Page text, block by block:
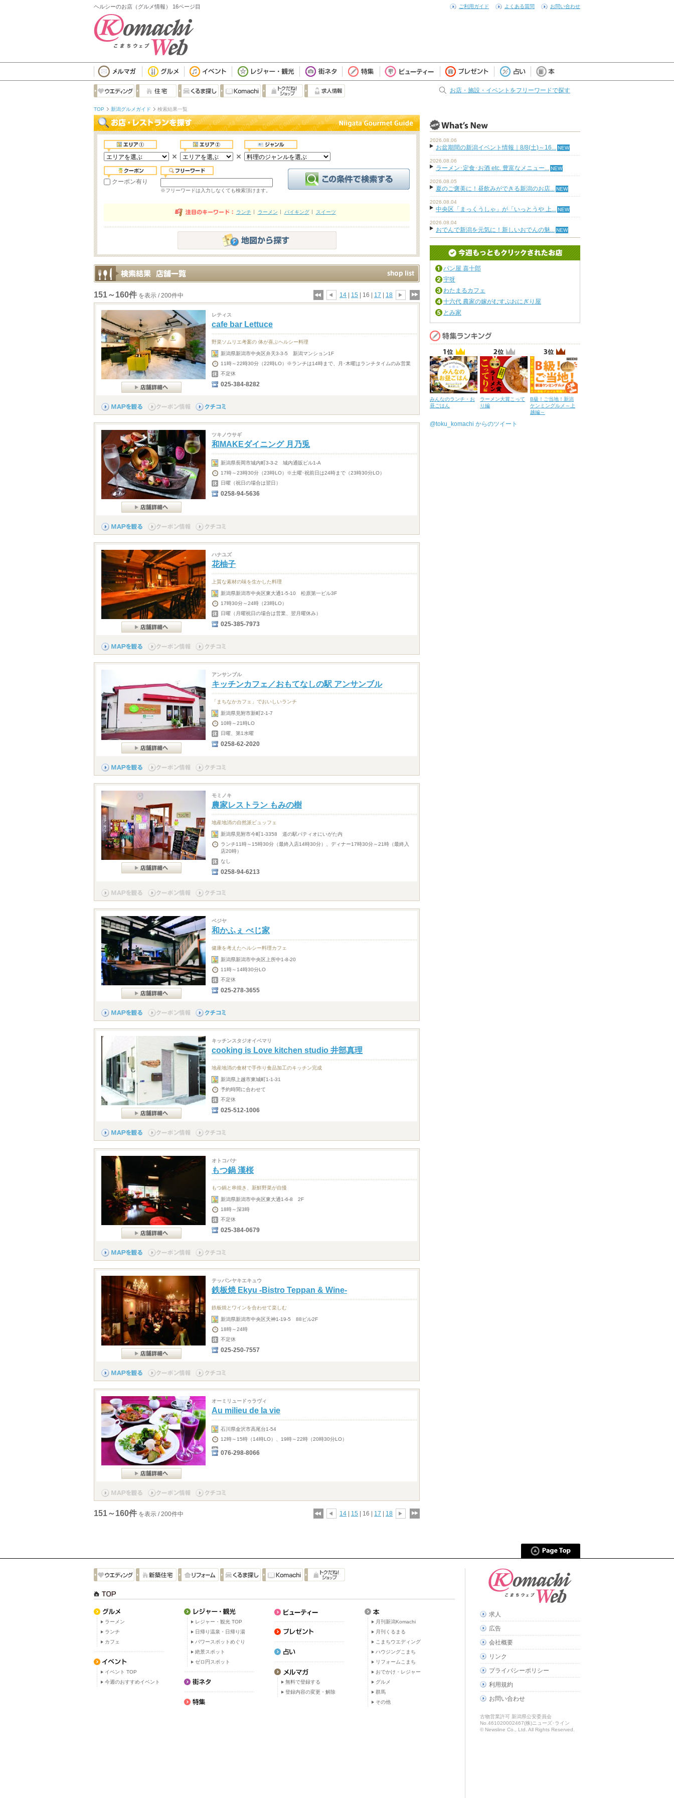
ヘルシーのお店（グルメ情報） 16ページ目 ご利用ガイド よくある質問 お問い合わせ
お店・施設・イベントをフリーワードで探す
TOP 新潟グルメガイド 検索結果一覧
クーポン有り
※フリーワードは入力しなくても検索頂けます。
ランチ ラーメン バイキング スイーツ
151～160件 を表示 / 200件中 14 15 | 16 | 17 18
レティス
cafe bar Lettuce
野菜ソムリエ考案の 体が喜ぶヘルシー料理
新潟県新潟市中央区弁天3-3-5 新潟マンション1F
11時～22時30分（22時LO）※ランチは14時まで、月･木曜はランチタイムのみ営業
不定休
025-384-8282
ツキノウサギ
和MAKEダイニング 月乃兎
新潟県長岡市城内町3-3-2 城内通販ビル1-A
17時～23時30分（23時LO）※土曜･祝前日は24時まで（23時30分LO）
日曜（祝日の場合は翌日）
0258-94-5636
ハナユズ
花柚子
上質な素材の味を生かした料理
新潟県新潟市中央区東大通1-5-10 松原第一ビル3F
17時30分～24時（23時LO）
日曜（月曜祝日の場合は営業、翌月曜休み）
025-385-7973
アンサンブル
キッチンカフェ／おもてなしの駅 アンサンブル
「まちなかカフェ」でおいしいランチ
新潟県見附市新町2-1-7
10時～21時LO
日曜、第1水曜
0258-62-2020
モミノキ
農家レストラン もみの樹
地産地消の自然派ビュッフェ
新潟県見附市今町1-3358 道の駅パティオにいがた内
ランチ11時～15時30分（最終入店14時30分）、ディナー17時30分～21時（最終入
店20時）
なし
0258-94-6213
ベジヤ
和かふぇ べじ家
健康を考えたヘルシー料理カフェ
新潟県新潟市中央区上所中1-8-20
11時～14時30分LO
不定休
025-278-3655
キッチンスタジオイベマリ
cooking is Love kitchen studio 井部真理
地産地消の食材で手作り食品加工のキッチン完成
新潟県上越市東城町1-1-31
予約時間に合わせて
不定休
025-512-1006
オトコバナ
もつ鍋 漢桜
もつ鍋と串焼き、新鮮野菜が自慢
新潟県新潟市中央区東大通1-6-8 2F
18時～深3時
不定休
025-384-0679
テッパンヤキエキュウ
鉄板焼 Ekyu -Bistro Teppan & Wine-
鉄板焼とワインを合わせて楽しむ
新潟県新潟市中央区天神1-19-5 88ビル2F
18時～24時
不定休
025-250-7557
オーミリュードゥラヴィ
Au milieu de la vie
石川県金沢市高尾台1-54
12時～15時（14時LO）、19時～22時（20時30分LO）
076-298-8066
151～160件 を表示 / 200件中 14 15 | 16 | 17 18
2026.08.06
お盆期間の新潟イベント情報｜8/8(土)～16...
2026.08.06
ラーメン･定食･お酒 etc. 豊富なメニュー...
2026.08.05
夏のご褒美に！昼飲みができる新潟のお店...
2026.08.04
中央区「まっくうしゃ」が「いっとうや 上...
2026.08.04
おでんで新潟を元気に！新しいおでんの魅...
パン屋 喜十郎
宇呀
わたまるカフェ
十六代 農家の嫁がむすぶおにぎり屋
とみ家
みんなのランチ・お
昼ごはん
ラーメン大賞こって
り編
B級！ご当地！新潟
ケンミングルメ～上
越編～
@toku_komachi からのツイート
ラーメン
ランチ
カフェ
イベント TOP
今週のおすすめイベント
レジャー・観光 TOP
日帰り温泉・日帰り湯
パワースポットめぐり
絶景スポット
ゼロ円スポット
無料で登録する
登録内容の変更・解除
月刊新潟Komachi
月刊くるまる
こまちウエディング
ハウジングこまち
リフォームこまち
おでかけ・レジャー
グルメ
群馬
その他
求人
広告
会社概要
リンク
プライバシーポリシー
利用規約
お問い合わせ
古物営業許可 新潟県公安委員会
No.461020002467(株)ニューズ･ライン
© Newsline Co., Ltd. All Rights Reserved.